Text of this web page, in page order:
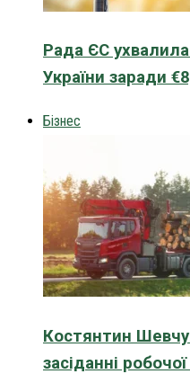
Рада ЄС
України заради
Бізнес
Костянтин
засіданні